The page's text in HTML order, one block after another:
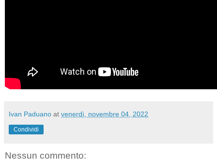
Ivan Paduano at venerdì, novembre 04, 2022
Condividi
Nessun commento: